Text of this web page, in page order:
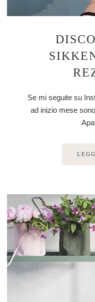
Se mi seguite su
ad inizio mese